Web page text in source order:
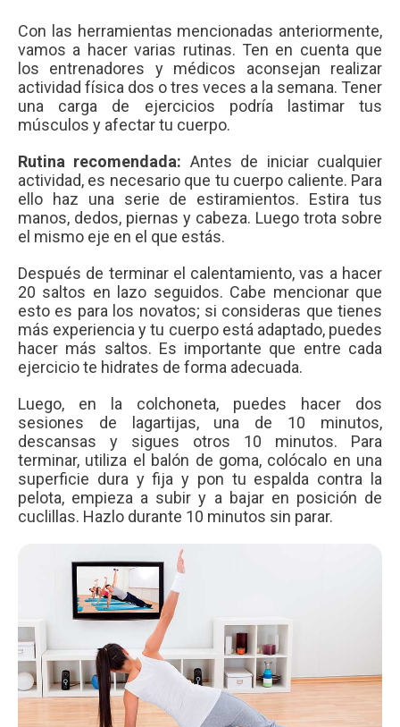
Con las herramientas mencionadas anteriormente,
vamos a hacer varias rutinas. Ten en cuenta que
los entrenadores y médicos aconsejan realizar
actividad física dos o tres veces a la semana. Tener
una carga de ejercicios podría lastimar tus
músculos y afectar tu cuerpo.
Rutina recomendada: Antes de iniciar cualquier
actividad, es necesario que tu cuerpo caliente. Para
ello haz una serie de estiramientos. Estira tus
manos, dedos, piernas y cabeza. Luego trota sobre
el mismo eje en el que estás.
Después de terminar el calentamiento, vas a hacer
20 saltos en lazo seguidos. Cabe mencionar que
esto es para los novatos; si consideras que tienes
más experiencia y tu cuerpo está adaptado, puedes
hacer más saltos. Es importante que entre cada
ejercicio te hidrates de forma adecuada.
Luego, en la colchoneta, puedes hacer dos
sesiones de lagartijas, una de 10 minutos,
descansas y sigues otros 10 minutos. Para
terminar, utiliza el balón de goma, colócalo en una
superficie dura y fija y pon tu espalda contra la
pelota, empieza a subir y a bajar en posición de
cuclillas. Hazlo durante 10 minutos sin parar.